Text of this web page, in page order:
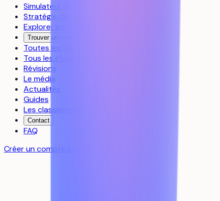
Simulateur d’admission
Stratégie de vœux
Explorer les formations
Trouver un coach
Toutes les formations
Tous les établissements
Révisions
Le média
Actualités
Guides
Les classements
Contact
FAQ
Créer un compte gratuit